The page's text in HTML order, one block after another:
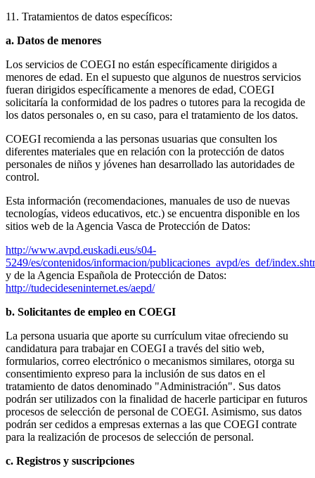
11. Tratamientos de datos específicos:
a. Datos de menores
Los servicios de COEGI no están específicamente dirigidos a
menores de edad. En el supuesto que algunos de nuestros servicios
fueran dirigidos específicamente a menores de edad, COEGI
solicitaría la conformidad de los padres o tutores para la recogida de
los datos personales o, en su caso, para el tratamiento de los datos.
COEGI recomienda a las personas usuarias que consulten los
diferentes materiales que en relación con la protección de datos
personales de niños y jóvenes han desarrollado las autoridades de
control.
Esta información (recomendaciones, manuales de uso de nuevas
tecnologías, videos educativos, etc.) se encuentra disponible en los
sitios web de la Agencia Vasca de Protección de Datos:
http://www.avpd.euskadi.eus/s04-
5249/es/contenidos/informacion/publicaciones_avpd/es_def/
y de la Agencia Española de Protección de Datos:
http://tudecideseninternet.es/aepd/
b. Solicitantes de empleo en COEGI
La persona usuaria que aporte su currículum vitae ofreciendo su
candidatura para trabajar en COEGI a través del sitio web,
formularios, correo electrónico o mecanismos similares, otorga su
consentimiento expreso para la inclusión de sus datos en el
tratamiento de datos denominado "Administración". Sus datos
podrán ser utilizados con la finalidad de hacerle participar en futuros
procesos de selección de personal de COEGI. Asimismo, sus datos
podrán ser cedidos a empresas externas a las que COEGI contrate
para la realización de procesos de selección de personal.
c. Registros y suscripciones